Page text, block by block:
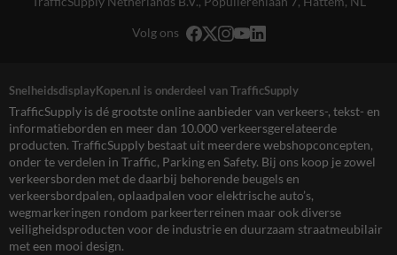
Volg ons
SnelheidsdisplayKopen.nl is onderdeel van TrafficSupply
TrafficSupply is dé grootste online aanbieder van verkeers-, tekst- en
informatieborden en meer dan 10.000 verkeersgerelateerde
producten. TrafficSupply bestaat uit meerdere webshopconcepten,
onder te verdelen in Traffic, Parking en Safety. Bij ons koop je zowel
verkeersborden met de daarbij behorende beugels en
verkeersbordpalen, oplaadpalen voor elektrische auto’s,
wegmarkeringen rondom parkeerterreinen maar ook diverse
veiligheidsproducten voor de industrie en duurzaam straatmeubilair
met een mooi design.